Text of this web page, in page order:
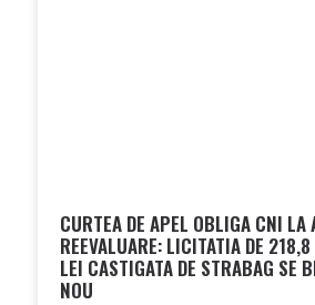
CURTEA DE APEL OBLIGA CNI LA
REEVALUARE: LICITATIA DE
LEI CASTIGATA DE STRABAG SE
NOU